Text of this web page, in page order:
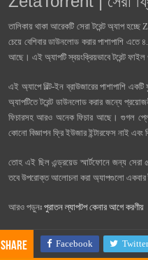
তালিকায় থাকা আরেকটি সেরা টরেন্ট অ্যাপ
চেয়ে বেশিবার ডাউনলোড করার পাশাপাশি
আছে। এই অ্যাপটি স্বয়ংক্রিয়ভাবে টরেন্ট
এই অ্যাপে বিল্ট-ইন ব্রাউজারের পাশাপাশি
অ্যাপটিতে টরেন্ট ডাউনলোড করার জন্যে
ফিচারসহ আরও অনেক ফিচার আছে। গুগল প্লে
কোনো বিজ্ঞাপন ফ্রি ইউজার ইন্টারফেস নাই
তোহ এই ছিল এন্ড্রয়েড স্মার্টফোনে জন্য সেরা
তবে উপরোক্ত আলোচনা করা অ্যাপগুলো
আরও পড়ুনঃ পুরাতন ল্যাপটপ কেনার আগে করণীয়
Share Facebook Twitter